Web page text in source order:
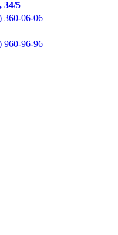
34/5
360-06-06
960-96-96